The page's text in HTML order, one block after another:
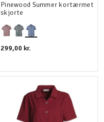
Pinewood Summer kortærmet
skjorte
299,00 kr.